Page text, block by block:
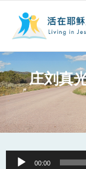
视听节目
阅读文章
永生之道
庄刘真
Audio
00:00